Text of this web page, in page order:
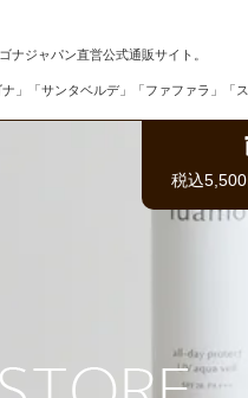
ナジャパン直営公式通販サイト。
」「サンタベルデ」「ファファラ」「
税込